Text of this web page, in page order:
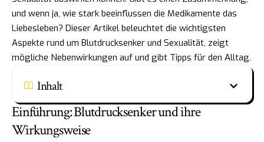
und wenn ja, wie stark beeinflussen die Medikamente das
Liebesleben? Dieser Artikel beleuchtet die wichtigsten
Aspekte rund um Blutdrucksenker und Sexualität, zeigt
mögliche Nebenwirkungen auf und gibt Tipps für den Alltag.
Inhalt
Einführung: Blutdrucksenker und ihre
Wirkungsweise